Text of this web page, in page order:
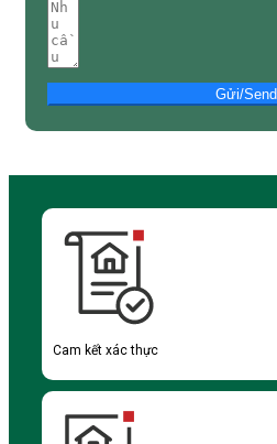
Gửi/Send
Cam kết xác thực